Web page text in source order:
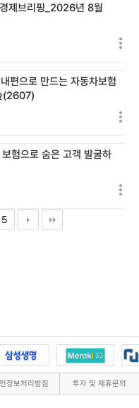
제브리핑_2026년 8월
편으로 만드는 자동차보험
(2607)
험으로 숨은 고객 발굴하
5
정보처리방침 투자 및 제휴문의